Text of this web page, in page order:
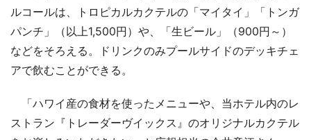
ルコールは、トロピカルカクテルの「マイタイ」「トンガ
パンチ」（以上1,500円）や、「生ビール」（900円～）
などをそろえる。ドリンクのみプールサイドのデッキチェ
アで飲むことができる。
「ハワイ産の食材を使ったメニューや、当ホテル内のレ
ストラン『トレーダーヴイックス』のオリジナルカクテル